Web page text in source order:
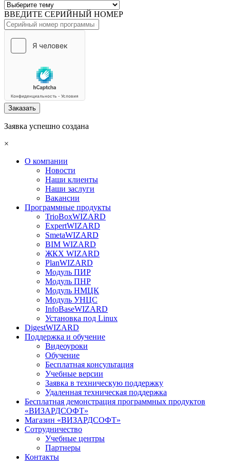
ВВЕДИТЕ СЕРИЙНЫЙ НОМЕР
Заказать
Заявка успешно создана
×
О компании
Новости
Наши клиенты
Наши заслуги
Вакансии
Программные продукты
TrioBoxWIZARD
ExpertWIZARD
SmetaWIZARD
BIM WIZARD
ЖКХ WIZARD
PlanWIZARD
Модуль ПИР
Модуль ПНР
Модуль НМЦК
Модуль УНЦС
InfoBaseWIZARD
Установка под Linux
DigestWIZARD
Поддержка и обучение
Видеоуроки
Обучение
Бесплатная консультация
Учебные версии
Заявка в техническую поддержку
Удаленная техническая поддержка
Бесплатная демонстрация программных продуктов
«ВИЗАРДСОФТ»
Магазин «ВИЗАРДСОФТ»
Сотрудничество
Учебные центры
Партнеры
Контакты